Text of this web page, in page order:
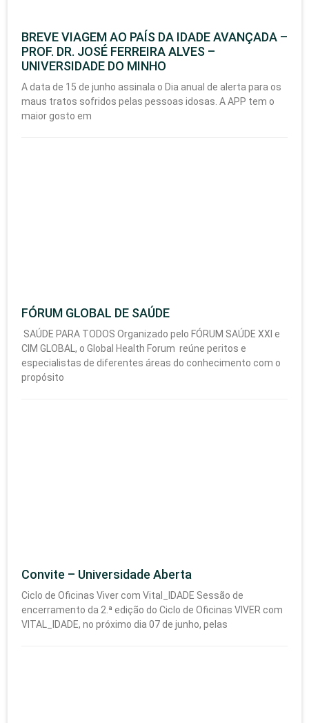
BREVE VIAGEM AO PAÍS DA IDADE AVANÇADA –
PROF. DR. JOSÉ FERREIRA ALVES –
UNIVERSIDADE DO MINHO
A data de 15 de junho assinala o Dia anual de alerta para os
maus tratos sofridos pelas pessoas idosas. A APP tem o
maior gosto em
FÓRUM GLOBAL DE SAÚDE
SAÚDE PARA TODOS Organizado pelo FÓRUM SAÚDE XXI e
CIM GLOBAL, o Global Health Forum reúne peritos e
especialistas de diferentes áreas do conhecimento com o
propósito
Convite – Universidade Aberta
Ciclo de Oficinas Viver com Vital_IDADE Sessão de
encerramento da 2.ª edição do Ciclo de Oficinas VIVER com
VITAL_IDADE, no próximo dia 07 de junho, pelas